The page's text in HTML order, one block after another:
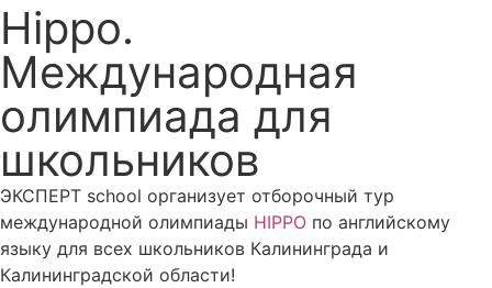
Hippo.
Международная
олимпиада для
школьников
ЭКСПЕРТ school организует отборочный тур
международной олимпиады HIPPO по английскому
языку для всех школьников Калининграда и
Калининградской области!